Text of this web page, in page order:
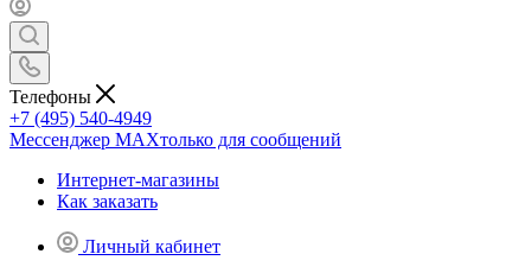
Телефоны
+7 (495) 540-4949
Мессенджер МАХтолько для сообщений
Интернет-магазины
Как заказать
Личный кабинет